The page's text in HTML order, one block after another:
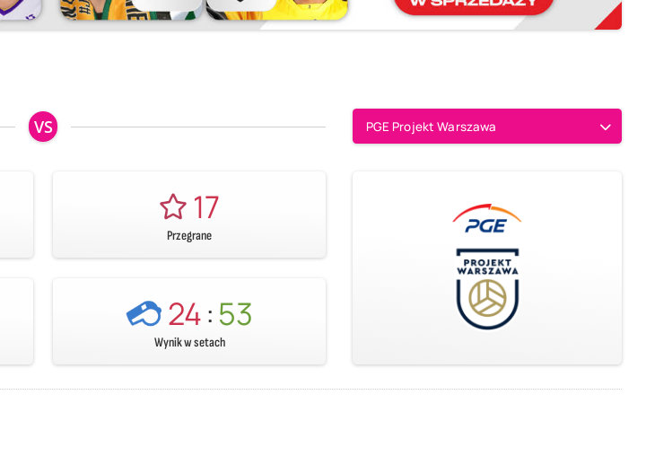
VS PGE Projekt Warszawa
17
Przegrane
24:53
Wynik w setach